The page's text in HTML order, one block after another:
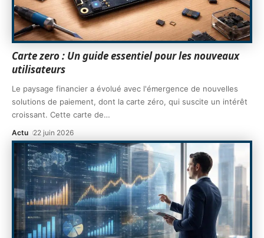
Carte zero : Un guide essentiel pour les nouveaux
utilisateurs
Le paysage financier a évolué avec l'émergence de nouvelles
solutions de paiement, dont la carte zéro, qui suscite un intérêt
croissant. Cette carte de…
Actu 22 juin 2026